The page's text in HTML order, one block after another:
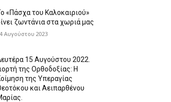
«Πάσχα του Καλοκαιριού»
ζωντάνια στα χωριά μας
Αυγούστου 2023
15 Αυγούστου 2022.
της Ορθοδοξίας: Η
της Υπεραγίας
και Αειπαρθένου